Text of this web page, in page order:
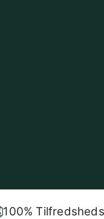
100%